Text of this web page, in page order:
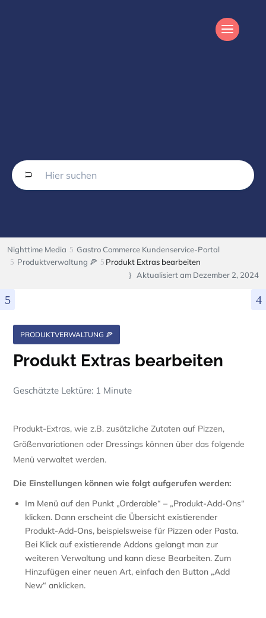
Nighttime Media
Gastro Commerce Kundenservice-Portal
Produktverwaltung 🍕
Produkt Extras bearbeiten
Aktualisiert am Dezember 2, 2024
PRODUKTVERWALTUNG 🍕
Produkt Extras bearbeiten
Geschätzte Lektüre: 1 Minute
Produkt-Extras, wie z.B. zusätzliche Zutaten auf Pizzen,
Größenvariationen oder Dressings können über das folgende
Menü verwaltet werden.
Die Einstellungen können wie folgt aufgerufen werden:
Im Menü auf den Punkt „Orderable“ – „Produkt-Add-Ons“
klicken. Dann erscheint die Übersicht existierender
Produkt-Add-Ons, beispielsweise für Pizzen oder Pasta.
Bei Klick auf existierende Addons gelangt man zur
weiteren Verwaltung und kann diese Bearbeiten. Zum
Hinzufügen einer neuen Art, einfach den Button „Add
New“ anklicken.